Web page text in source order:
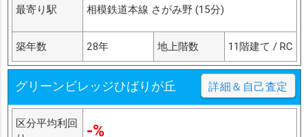
最寄り駅 相模鉄道本線 さがみ野 (15分)
築年数 28年 地上階数 11階建て / RC
グリーンビレッジひばりが丘 詳細＆自己査定
区分平均利回
-%